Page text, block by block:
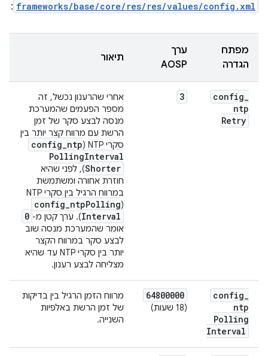
frameworks/base/core/res/res/values/config.xml
:
מפתח
הגדרה
ערך
AOSP
תיאור
config_
ntp
Retry
3
אחרי שהרענון נכשל, זה
מספר הפעמים שהמערכת
מנסה לבצע סקר של זמן
הרשת עם מרווח קצר יותר בין
סקרי NTP ‏(
config_ntp
PollingInterval
Shorter), לפני שהיא
חוזרת אחורה ומשתמשת
(
config_ntpPolling
Interval). ערך קטן מ- 0
אומר שהמערכת מנסה שוב
לבצע סקר במרווח הקצר
יותר בין סקרי NTP עד שהיא
מצליחה לבצע רענון.
config_
ntp
Polling
Interval
64800000
(18 שעות)
מרווח הזמן הרגיל בין בדיקות
של זמן הרשת באלפיות
השנייה.